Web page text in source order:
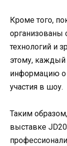
Кроме того,
организованы
технологий и
этому, каждый
информацию о
участия в шоу.
Таким
выставке